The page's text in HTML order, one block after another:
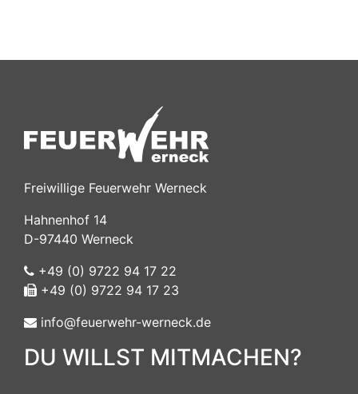
Freiwillige Feuerwehr Werneck
Hahnenhof 14
D-97440 Werneck
+49 (0) 9722 94 17 22
+49 (0) 9722 94 17 23
info@feuerwehr-werneck.de
DU WILLST MITMACHEN?